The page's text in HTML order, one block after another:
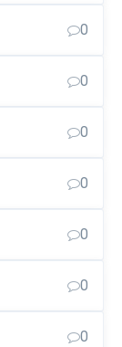
0
0
0
0
0
0
0